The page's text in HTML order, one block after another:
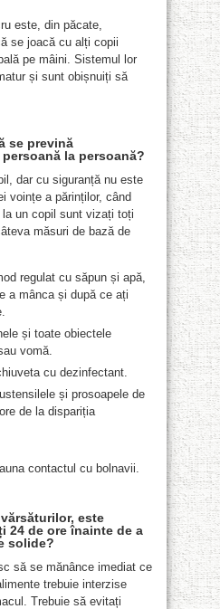
este, din păcate,
se joacă cu alți copii
pe mâini. Sistemul lor
și sunt obișnuiți să
se prevină
la persoană?
dar cu siguranță nu este
voințe a părinților, când
un copil sunt vizați toți
măsuri de bază de
regulat cu săpun și apă,
a mânca și după ce ați
și toate obiectele
vomă.
cu dezinfectant.
și prosoapele de
de la dispariția
contactul cu bolnavii.
este
24 de ore înainte de a
solide?
să se mănânce imediat ce
trebuie interzise
Trebuie să evitați